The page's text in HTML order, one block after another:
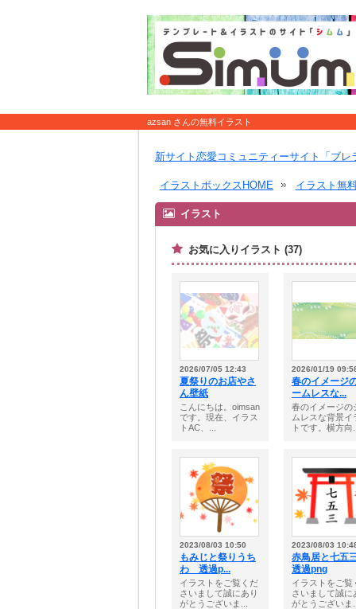
azsan さんの無料イラスト
新サイト恋愛コミュニティーサイト「ブレ
イラストボックスHOME イラスト無
イラスト
お気に入りイラスト (37)
2026/07/05 12:43
夏祭りのお店やさ
ん壁紙
こんにちは。oimsan
です。現在、イラス
トAC、...
2026/01/19
春のイメージ
ームレスな...
春のイメージの
ムレスな背景イ
トです。横方向
2023/08/03 10:50
もみじと祭りうち
わ 透過p...
イラストをご覧くだ
さいまして誠にあり
がとうございま...
2023/08/03
赤鳥居と七
透過png
イラストをご覧
さいまして誠に
がとうございま